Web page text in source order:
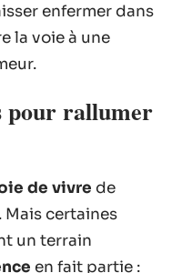
enfermer dans
la voie à une
pour rallumer
de vivre de
Mais certaines
un terrain
en fait partie :